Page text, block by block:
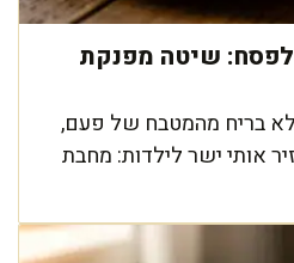
שיטה מפנקת
בריח מהמטבח של פעם,
אותי ישר לילדות: מחבת